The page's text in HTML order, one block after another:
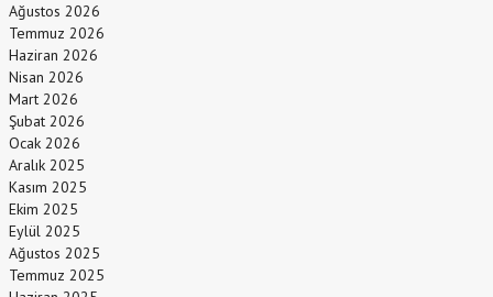
Ağustos 2026
Temmuz 2026
Haziran 2026
Nisan 2026
Mart 2026
Şubat 2026
Ocak 2026
Aralık 2025
Kasım 2025
Ekim 2025
Eylül 2025
Ağustos 2025
Temmuz 2025